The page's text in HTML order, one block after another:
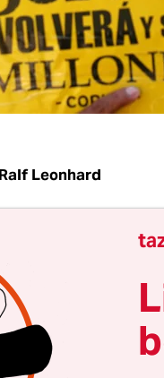
Ralf Leonhard
und -
Schutz
Karibik haben
das das in der
verankerte